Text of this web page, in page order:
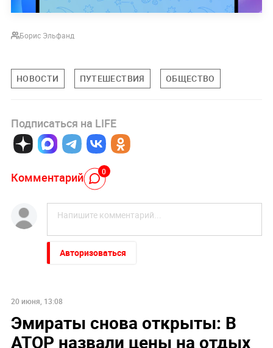
Борис Эльфанд
НОВОСТИ ПУТЕШЕСТВИЯ ОБЩЕСТВО
Подписаться на LIFE
Комментарий 0
Авторизоваться
20 июня, 13:08
Эмираты снова открыты: В
АТОР назвали цены на отдых